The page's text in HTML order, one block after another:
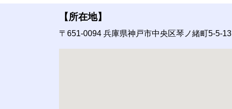
【所在地】
〒651-0094兵庫県神戸市中央区琴ノ緒町5-5-13